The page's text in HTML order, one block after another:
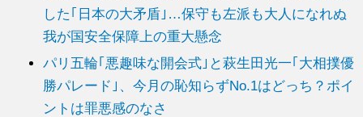
した｢日本の大矛盾｣…保守も左派も大人になれぬ
我が国安全保障上の重大懸念
パリ五輪｢悪趣味な開会式｣と萩生田光一｢大相撲優
勝パレード｣、今月の恥知らずNo.1はどっち？ポイ
ントは罪悪感のなさ